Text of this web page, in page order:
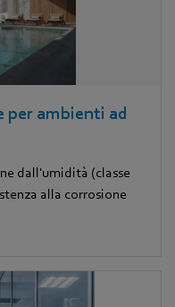
per ambienti ad
dall'umidità (classe
alla corrosione